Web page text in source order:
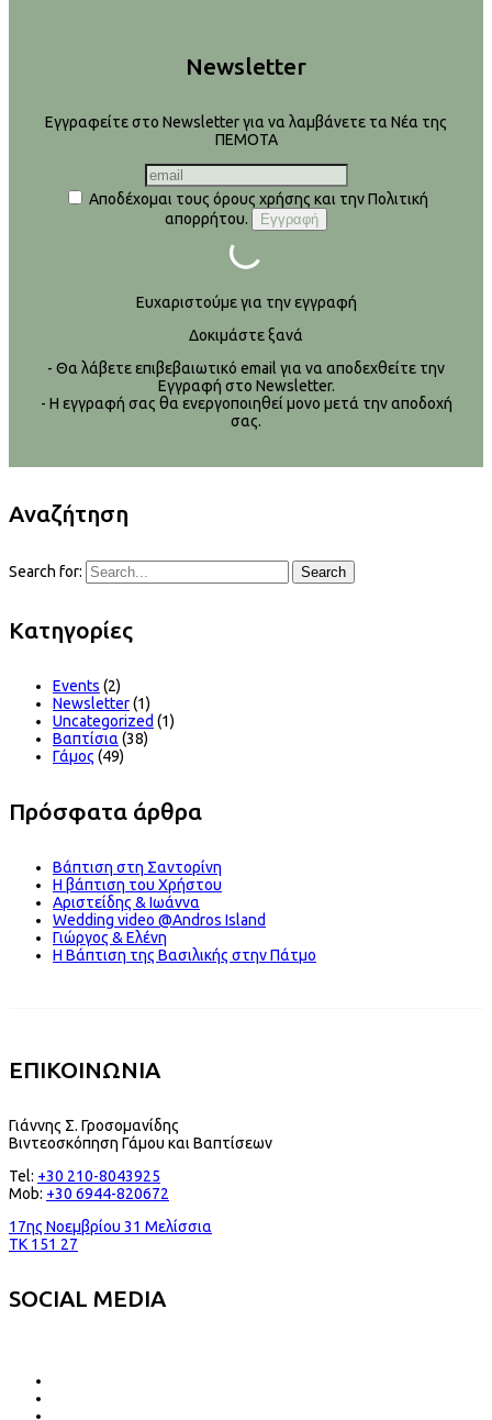
Newsletter
Εγγραφείτε στο Newsletter για να λαμβάνετε τα Νέα της
ΠΕΜΟΤΑ
Αποδέχομαι τους όρους χρήσης και την Πολιτική
απορρήτου.
Ευχαριστούμε για την εγγραφή
Δοκιμάστε ξανά
- Θα λάβετε επιβεβαιωτικό email για να αποδεχθείτε την
Εγγραφή στο Newsletter.
- Η εγγραφή σας θα ενεργοποιηθεί μονο μετά την αποδοχή
σας.
Αναζήτηση
Search for: Search
Kατηγορίες
Events (2)
Newsletter(1)
Uncategorized (1)
Βαπτίσια (38)
Γάμος (49)
Πρόσφατα άρθρα
Βάπτιση στη Σαντορίνη
Η βάπτιση του Χρήστου
Αριστείδης & Ιωάννα
Wedding video @Andros Island
Γιώργος & Ελένη
Η Βάπτιση της Βασιλικής στην Πάτμο
ΕΠΙΚΟΙΝΩΝΙΑ
Γιάννης Σ. Γροσομανίδης
Βιντεοσκόπηση Γάμου και Βαπτίσεων
Tel: +30 210-8043925
Mob: +30 6944-820672
17ης Νοεμβρίου 31 Μελίσσια
TK 151 27
SOCIAL MEDIA